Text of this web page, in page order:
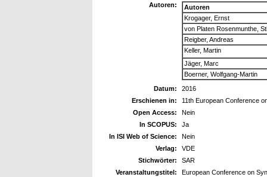
Autoren:
Autoren
Krogager, Ernst
von Platen Rosenmunthe,
Reigber, Andreas
Keller, Martin
Jäger, Marc
Boerner, Wolfgang-Martin
Datum:
2016
Erschienen in:
11th European Conference
Open Access:
Nein
In SCOPUS:
Ja
In ISI Web of Science:
Nein
Verlag:
VDE
Stichwörter:
SAR
Veranstaltungstitel:
European Conference on